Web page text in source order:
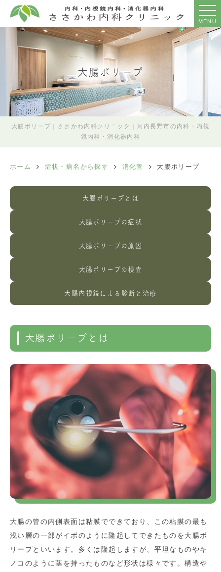
MENU
大腸ポリープ
大腸ポリープ｜ささかわ内科クリニック｜河内長野市の内科・内視
鏡内科・消化器内科
ホーム 症状・病名から探す 消化管 大腸ポリープ
大腸ポリープとは
大腸ポリープの症状
大腸ポリープの原因
大腸ポリープの検査
大腸内視鏡による診断と治療
大腸ポリープとは
大腸の管の内側表面は粘膜でできており、この粘膜の最も
浅い層の一部がイボのように隆起してできたものを大腸ポ
リープといいます。多くは隆起しますが、平坦なものやキ
ノコのように茎を持ったものなど形状は様々です。構造や